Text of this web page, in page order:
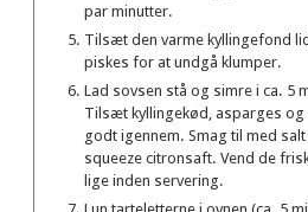
par minutter.
Tilsæt den varme kyllingefond
piskes for at undgå klumper.
Lad sovsen stå og simre i ca. 5
Tilsæt kyllingekød, asparges
godt igennem. Smag til med
squeeze citronsaft. Vend de
lige inden servering.